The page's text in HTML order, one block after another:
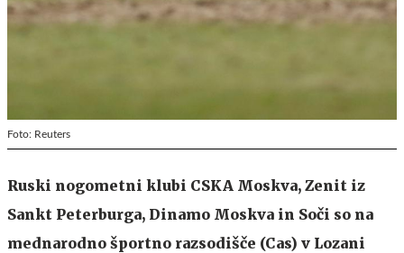
Foto: Reuters
Ruski nogometni klubi CSKA Moskva, Zenit iz
Sankt Peterburga, Dinamo Moskva in Soči so na
mednarodno športno razsodišče (Cas) v Lozani